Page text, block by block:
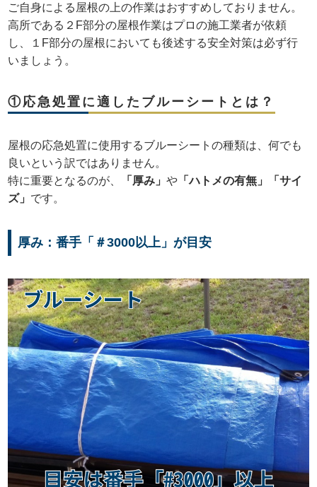
ご自身による屋根の上の作業はおすすめしておりません。
高所である２F部分の屋根作業はプロの施工業者が依頼
し、１F部分の屋根においても後述する安全対策は必ず行
いましょう。
①応急処置に適したブルーシートとは？
屋根の応急処置に使用するブルーシートの種類は、何でも
良いという訳ではありません。
特に重要となるのが、
「厚み」や 「ハトメの有無」「サイ
ズ」 です。
厚み：番手「＃3000以上」が目安